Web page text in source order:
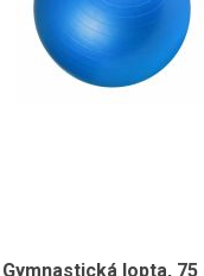
lopta, 75